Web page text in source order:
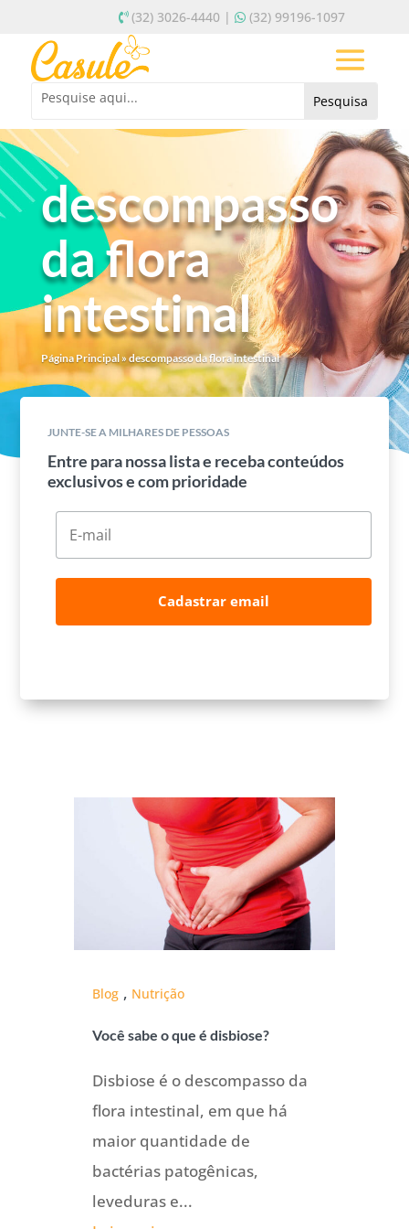
(32) 3026-4440 | (32) 99196-1097
descompasso
da flora
intestinal
Página Principal» descompasso da flora intestinal
JUNTE-SE A MILHARES DE PESSOAS
Entre para nossa lista e receba conteúdos
exclusivos e com prioridade
Cadastrar email
Blog , Nutrição
Você sabe o que é disbiose?
Disbiose é o descompasso da
flora intestinal, em que há
maior quantidade de
bactérias patogênicas,
leveduras e...